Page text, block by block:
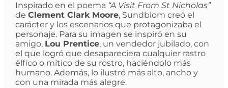
Inspirado en el poema “A Visit From St Nicholas”
de Clement Clark Moore, Sundblom creó el
carácter y los escenarios que protagonizaba el
personaje. Para su imagen se inspiró en su
amigo, Lou Prentice, un vendedor jubilado, con
el que logró que desapareciera cualquier rastro
élfico o mítico de su rostro, haciéndolo más
humano. Además, lo ilustró más alto, ancho y
con una mirada más alegre.